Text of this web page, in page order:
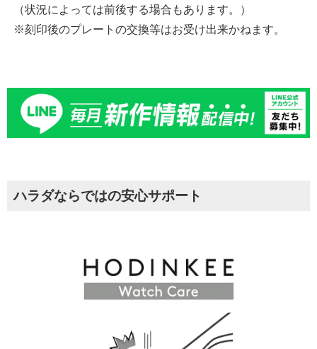
（状況によっては前後する場合もあります。）
※刻印後のプレートの交換等はお受け出来かねます。
ハラダならではの安心サポート